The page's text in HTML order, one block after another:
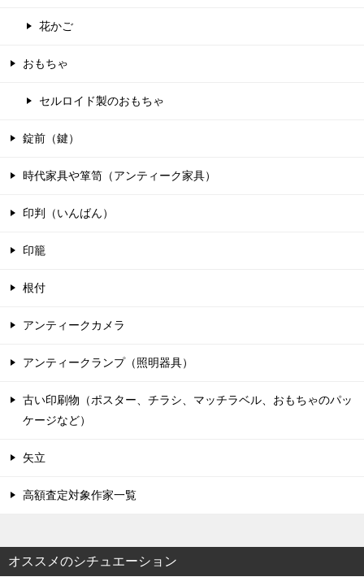
花かご
おもちゃ
セルロイド製のおもちゃ
錠前（鍵）
時代家具や箪笥（アンティーク家具）
印判（いんばん）
印籠
根付
アンティークカメラ
アンティークランプ（照明器具）
古い印刷物（ポスター、チラシ、マッチラベル、おもちゃのパッ
ケージなど）
矢立
高額査定対象作家一覧
オススメのシチュエーション